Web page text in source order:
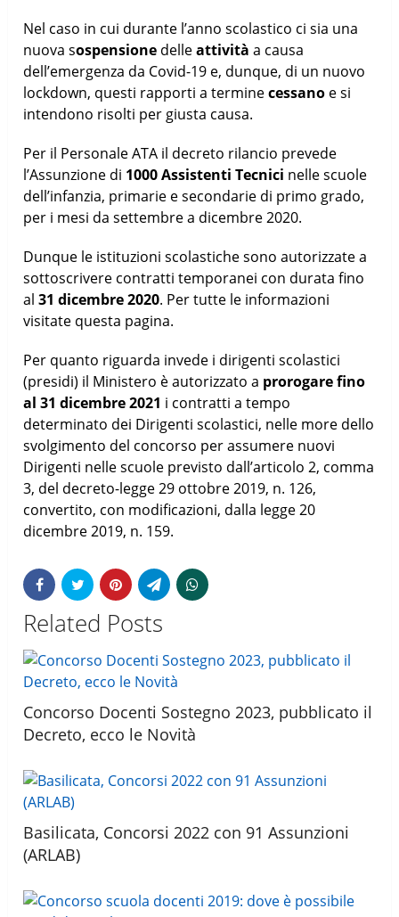
Nel caso in cui durante l’anno scolastico ci sia una
nuova sospensione delleattivitàa causa
dell’emergenza da Covid-19 e, dunque, di un nuovo
lockdown, questi rapporti a terminecessano e si
intendono risolti per giusta causa.
Per il Personale ATA il decreto rilancio prevede
l’Assunzione di 1000 Assistenti Tecnici nelle scuole
dell’infanzia, primarie e secondarie di primo grado,
per i mesi da settembre a dicembre 2020.
Dunque le istituzioni scolastiche sono autorizzate a
sottoscrivere contratti temporanei con durata fino
al31 dicembre 2020. Per tutte le informazioni
visitate questa pagina.
Per quanto riguarda invede i dirigenti scolastici
(presidi) il Ministero è autorizzato a prorogare fino
al 31 dicembre 2021 i contratti a tempo
determinato dei Dirigenti scolastici, nelle more dello
svolgimento del concorso per assumere nuovi
Dirigenti nelle scuole previsto dall’articolo 2, comma
3, del decreto-legge 29 ottobre 2019, n. 126,
convertito, con modificazioni, dalla legge 20
dicembre 2019, n. 159.
Related Posts
Concorso Docenti Sostegno 2023, pubblicato il
Decreto, ecco le Novità
Basilicata, Concorsi 2022 con 91 Assunzioni
(ARLAB)